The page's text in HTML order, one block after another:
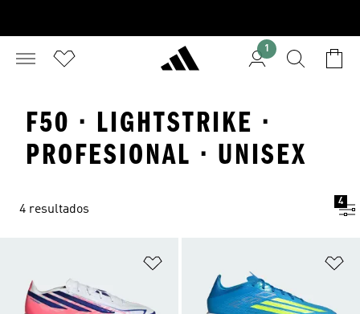
1
F50 · LIGHTSTRIKE ·
PROFESIONAL · UNISEX
4 resultados
4